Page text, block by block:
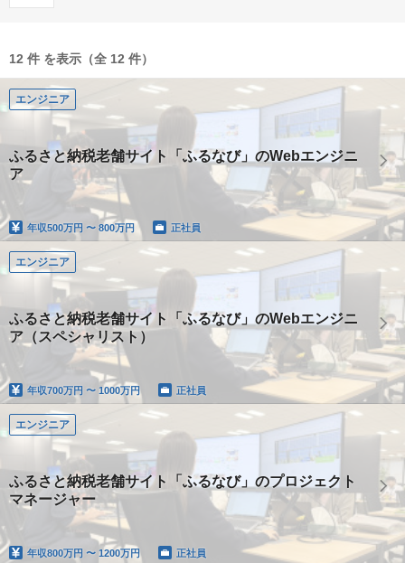
12 件 を表示（全 12 件）
エンジニア
ふるさと納税老舗サイト「ふるなび」のWebエンジニ
ア
年収500万円 〜 800万円 正社員
エンジニア
ふるさと納税老舗サイト「ふるなび」のWebエンジニ
ア（スペシャリスト）
年収700万円 〜 1000万円 正社員
エンジニア
ふるさと納税老舗サイト「ふるなび」のプロジェクト
マネージャー
年収800万円 〜 1200万円 正社員